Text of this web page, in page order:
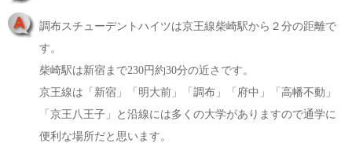
調布スチューデントハイツは京王線柴崎駅から２分の距離で
す。
柴崎駅は新宿まで230円約30分の近さです。
京王線は「新宿」「明大前」「調布」「府中」「高幡不動」
「京王八王子」と沿線には多くの大学がありますので通学に
便利な場所だと思います。